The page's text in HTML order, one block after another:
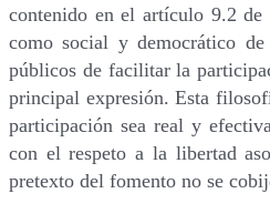
contenido en el artículo 9.2 de
como social y democrático
públicos de facilitar la
principal expresión. Esta
participación sea real y
con el respeto a la libertad
pretexto del fomento no se